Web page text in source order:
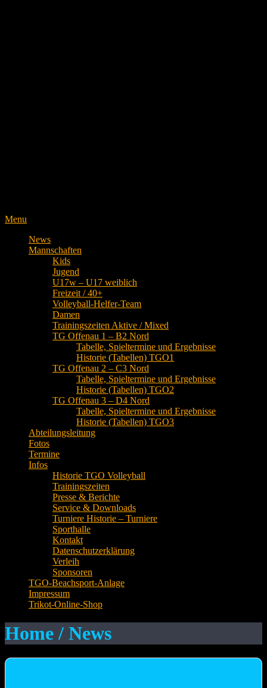
Menu
News
Mannschaften
Kids
Jugend
U17w – U17 weiblich
Freizeit / 40+
Volleyball-Helfer-Team
Damen
Trainingszeiten Aktive / Mixed
TG Offenau 1 – B2 Nord
Tabelle, Spieltermine und Ergebnisse
Historie (Tabellen) TGO1
TG Offenau 2 – C3 Nord
Tabelle, Spieltermine und Ergebnisse
Historie (Tabellen) TGO2
TG Offenau 3 – D4 Nord
Tabelle, Spieltermine und Ergebnisse
Historie (Tabellen) TGO3
Abteilungsleitung
Fotos
Termine
Infos
Historie TGO Volleyball
Trainingszeiten
Presse & Berichte
Service & Downloads
Turniere Historie – Turniere
Sporthalle
Kontakt
Datenschutzerklärung
Verleih
Sponsoren
TGO-Beachsport-Anlage
Impressum
Trikot-Online-Shop
Home / News